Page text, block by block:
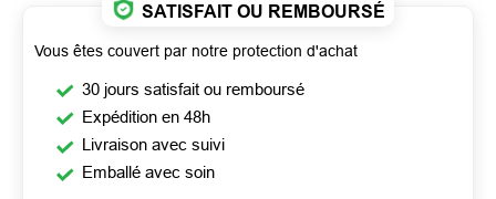
SATISFAIT OU REMBOURSÉ
Vous êtes couvert par notre protection d'achat
30 jours satisfait ou remboursé
Expédition en 48h
Livraison avec suivi
Emballé avec soin